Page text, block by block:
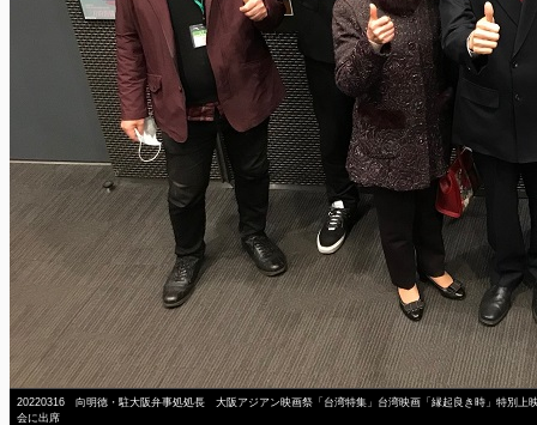
20220316 向明徳・駐大阪弁事処処長 大阪アジアン映画祭「台湾特集」台湾映画「縁起良き時」特別上
会に出席